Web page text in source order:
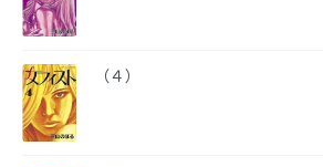
（４）